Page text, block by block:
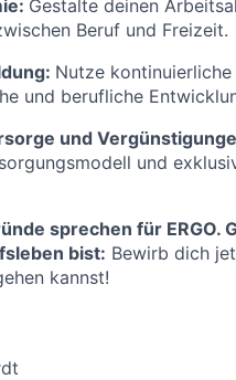
Gestalte deinen
Beruf und Freizeit.
Nutze
und berufliche
und
und
sprechen für ERGO.
bist: Bewirb dich
kannst!